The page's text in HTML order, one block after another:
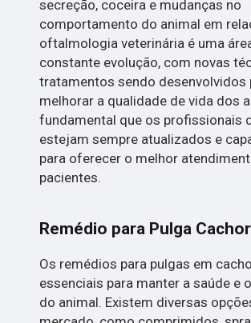
secreção, coceira e mudanças no
comportamento do animal em
oftalmologia veterinária é uma
constante evolução, com novas
tratamentos sendo desenvolvidos
melhorar a qualidade de vida dos
fundamental que os profissionais
estejam sempre atualizados e
para oferecer o melhor
pacientes.
Remédio para Pulga
Os remédios para pulgas em
essenciais para manter a saúde e
do animal. Existem diversas